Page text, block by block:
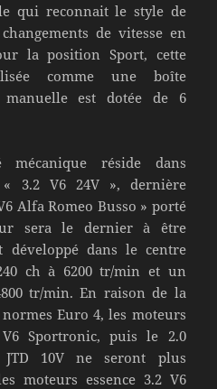
qui reconnait le style de
de vitesse en
la position Sport, cette
comme une boîte
est dotée de 6
mécanique réside dans
3.2 V6 24V », dernière
Alfa Romeo Busso » porté
sera le dernier à être
développé dans le centre
ch à 6200 tr/min et un
tr/min. En raison de la
Euro 4, les moteurs
Sportronic, puis le 2.0
10V ne seront plus
moteurs essence 3.2 V6